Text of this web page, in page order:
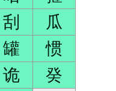
刮 瓜
罐 惯
诡 癸